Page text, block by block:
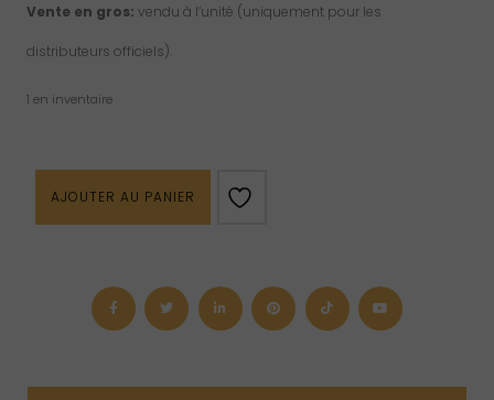
Vente en gros: vendu à l’unité (uniquement pour les
distributeurs officiels).
1 en inventaire
Croix
AJOUTER AU PANIER